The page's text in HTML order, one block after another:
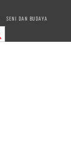
SENI DAN BUDAYA